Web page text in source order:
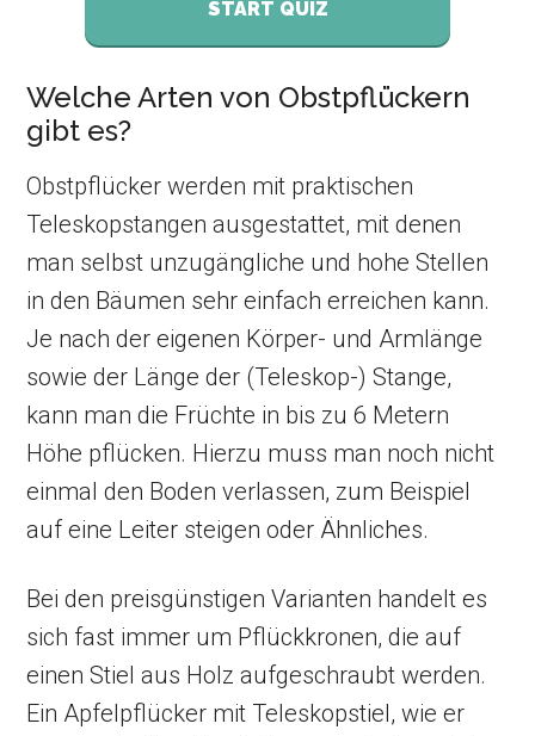
START QUIZ
Welche Arten von Obstpflückern
gibt es?
Obstpflücker werden mit praktischen
Teleskopstangen ausgestattet, mit denen
man selbst unzugängliche und hohe Stellen
in den Bäumen sehr einfach erreichen kann.
Je nach der eigenen Körper- und Armlänge
sowie der Länge der (Teleskop-) Stange,
kann man die Früchte in bis zu 6 Metern
Höhe pflücken. Hierzu muss man noch nicht
einmal den Boden verlassen, zum Beispiel
auf eine Leiter steigen oder Ähnliches.
Bei den preisgünstigen Varianten handelt es
sich fast immer um Pflückkronen, die auf
einen Stiel aus Holz aufgeschraubt werden.
Ein Apfelpflücker mit Teleskopstiel, wie er